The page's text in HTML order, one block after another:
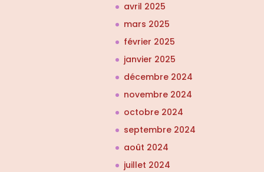
avril 2025
mars 2025
février 2025
janvier 2025
décembre 2024
novembre 2024
octobre 2024
septembre 2024
août 2024
juillet 2024